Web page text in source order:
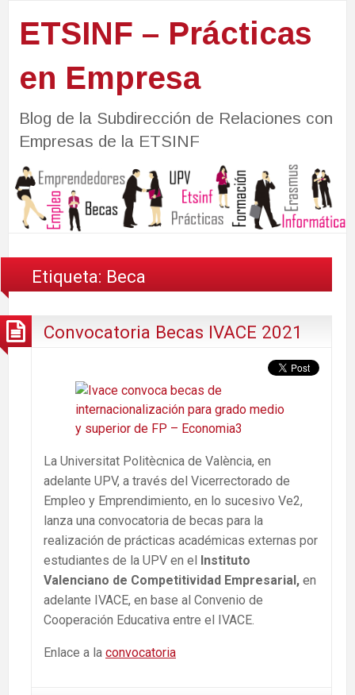
ETSINF – Prácticas
en Empresa
Blog de la Subdirección de Relaciones con
Empresas de la ETSINF
Etiqueta: Beca
Convocatoria Becas IVACE 2021
La Universitat Politècnica de València, en
adelante UPV, a través del Vicerrectorado de
Empleo y Emprendimiento, en lo sucesivo Ve2,
lanza una convocatoria de becas para la
realización de prácticas académicas externas por
estudiantes de la UPV en el Instituto
Valenciano de Competitividad Empresarial, en
adelante IVACE, en base al Convenio de
Cooperación Educativa entre el IVACE.
Enlace a la convocatoria